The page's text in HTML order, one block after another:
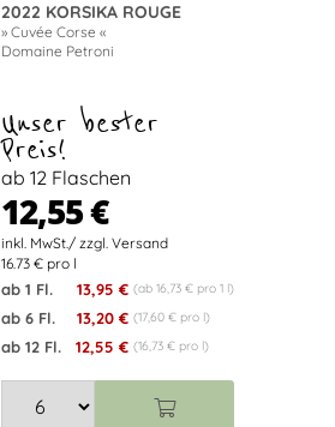
2022 KORSIKA ROUGE
» Cuvée Corse «
Domaine Petroni
Unser bester
Preis!
ab 12 Flaschen
12,55 €
16.73 € pro l
ab 1 Fl. 13,95 € (ab 16,73 € pro 1 l)
ab 6 Fl. 13,20 € (17,60 € pro l)
ab 12 Fl. 12,55 € (16,73 € pro l)